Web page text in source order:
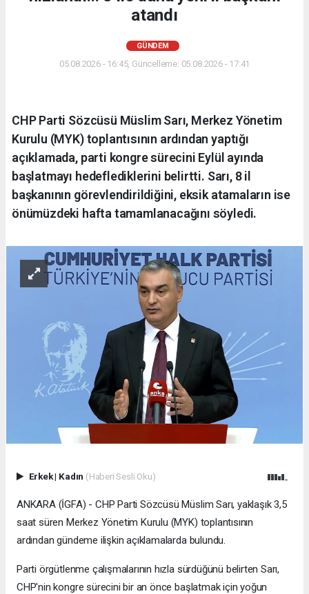
atandı
GÜNDEM
05.08.2026 - 16:45, Güncelleme: 05.08.2026 - 17:41
CHP Parti Sözcüsü Müslim Sarı, Merkez Yönetim
Kurulu (MYK) toplantısının ardından yaptığı
açıklamada, parti kongre sürecini Eylül ayında
başlatmayı hedeflediklerini belirtti. Sarı, 8 il
başkanının görevlendirildiğini, eksik atamaların ise
önümüzdeki hafta tamamlanacağını söyledi.
Erkek| Kadın (Haberi Sesli Oku)
ANKARA (İGFA) - CHP Parti Sözcüsü Müslim Sarı, yaklaşık 3,5
saat süren Merkez Yönetim Kurulu (MYK) toplantısının
ardından gündeme ilişkin açıklamalarda bulundu.
Parti örgütlenme çalışmalarının hızla sürdüğünü belirten Sarı,
CHP'nin kongre sürecini bir an önce başlatmak için yoğun